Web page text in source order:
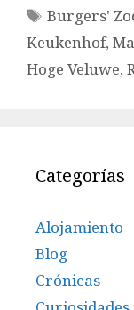
Etiquetas
Burgers'
Keukenhof,
Hoge Veluwe,
Categorías
Alojamiento
Blog
Crónicas